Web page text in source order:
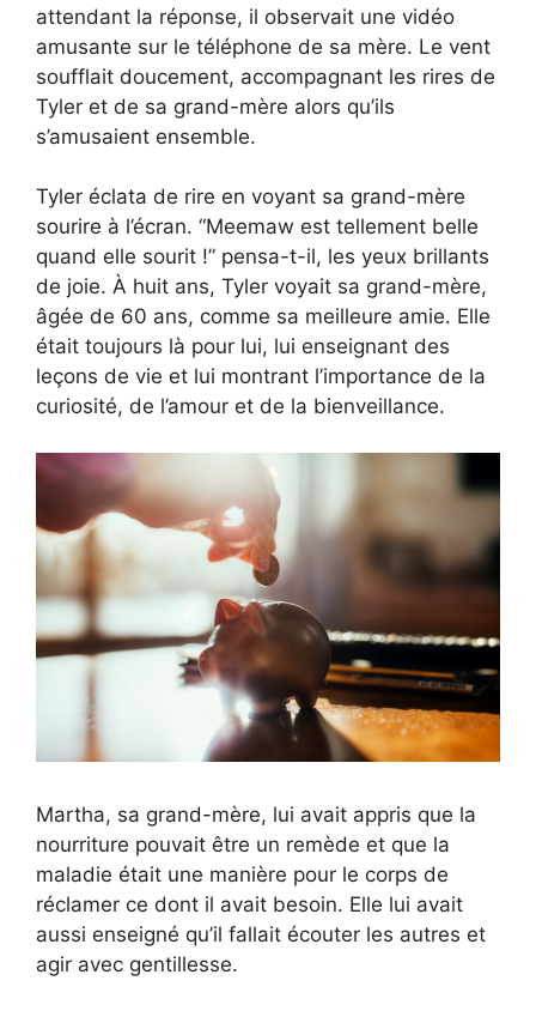
attendant la réponse, il observait une vidéo
amusante sur le téléphone de sa mère. Le vent
soufflait doucement, accompagnant les rires de
Tyler et de sa grand-mère alors qu’ils
s’amusaient ensemble.
Tyler éclata de rire en voyant sa grand-mère
sourire à l’écran. “Meemaw est tellement belle
quand elle sourit !” pensa-t-il, les yeux brillants
de joie. À huit ans, Tyler voyait sa grand-mère,
âgée de 60 ans, comme sa meilleure amie. Elle
était toujours là pour lui, lui enseignant des
leçons de vie et lui montrant l’importance de la
curiosité, de l’amour et de la bienveillance.
Martha, sa grand-mère, lui avait appris que la
nourriture pouvait être un remède et que la
maladie était une manière pour le corps de
réclamer ce dont il avait besoin. Elle lui avait
aussi enseigné qu’il fallait écouter les autres et
agir avec gentillesse.